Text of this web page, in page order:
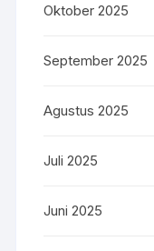
Oktober 2025
September 2025
Agustus 2025
Juli 2025
Juni 2025